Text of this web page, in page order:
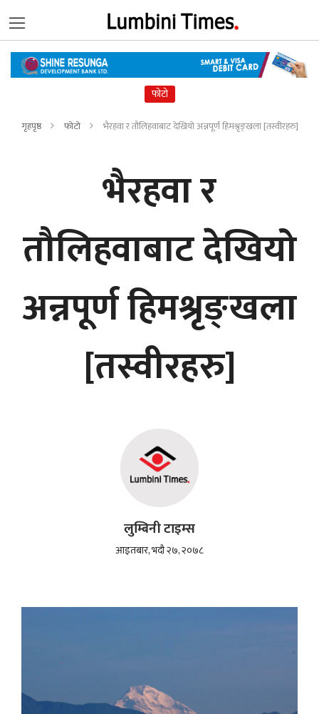
फोटो
गृहपृष्ठ फोटो भैरहवा र तौलिहवाबाट देखियो अन्नपूर्ण हिमश्रृङ्खला [तस्वीरहरु]
भैरहवा र
तौलिहवाबाट देखियो
अन्नपूर्ण हिमश्रृङ्खला
[तस्वीरहरु]
लुम्बिनी टाइम्स
आइतबार, भदौ २७, २०७८